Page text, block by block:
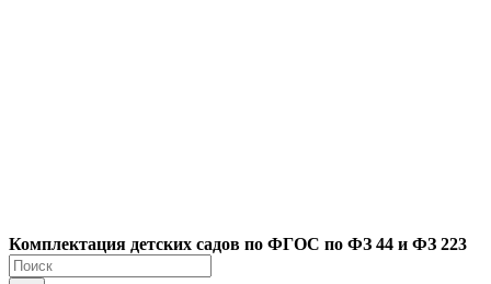
Комплектация детских садов по ФГОC по ФЗ 44 и ФЗ 223